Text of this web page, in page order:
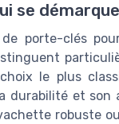
se
porte-clés
le plus
durabilité et son
robuste